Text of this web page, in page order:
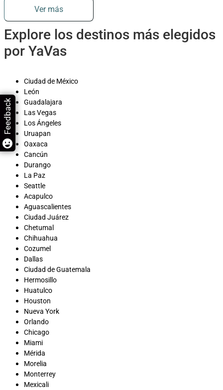
Ver más
Explore los destinos más elegidos
por YaVas
Ciudad de México
León
Guadalajara
Las Vegas
Los Ángeles
Uruapan
Oaxaca
Cancún
Durango
La Paz
Seattle
Acapulco
Aguascalientes
Ciudad Juárez
Chetumal
Chihuahua
Cozumel
Dallas
Ciudad de Guatemala
Hermosillo
Huatulco
Houston
Nueva York
Orlando
Chicago
Miami
Mérida
Morelia
Monterrey
Mexicali
Feedback